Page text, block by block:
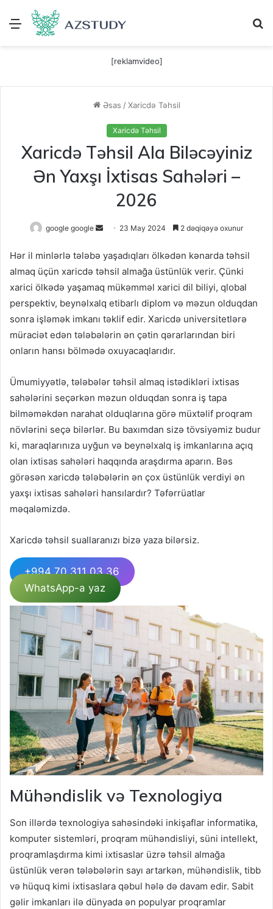
Menu
[reklamvideo]
Əsas / Xaricdə Təhsil
Xaricdə Təhsil
Xaricdə Təhsil Ala Biləcəyiniz
Ən Yaxşı İxtisas Sahələri –
2026
google google
Send
email
23 May 2024 2 dəqiqəyə oxunur
Hər il minlərlə tələbə yaşadıqları ölkədən kənarda təhsil
almaq üçün xaricdə təhsil almağa üstünlük verir. Çünki
xarici ölkədə yaşamaq mükəmməl xarici dil biliyi, qlobal
perspektiv, beynəlxalq etibarlı diplom və məzun olduqdan
sonra işləmək imkanı təklif edir. Xaricdə universitetlərə
müraciət edən tələbələrin ən çətin qərarlarından biri
onların hansı bölmədə oxuyacaqlarıdır.
Ümumiyyətlə, tələbələr təhsil almaq istədikləri ixtisas
sahələrini seçərkən məzun olduqdan sonra iş tapa
bilməməkdən narahat olduqlarına görə müxtəlif proqram
növlərini seçə bilərlər. Bu baxımdan sizə tövsiyəmiz budur
ki, maraqlarınıza uyğun və beynəlxalq iş imkanlarına açıq
olan ixtisas sahələri haqqında araşdırma aparın. Bəs
görəsən xaricdə tələbələrin ən çox üstünlük verdiyi ən
yaxşı ixtisas sahələri hansılardır? Təfərrüatlar
məqaləmizdə.
Xaricdə təhsil suallaranızı bizə yaza bilərsiz.
+994 70 311 03 36
WhatsApp-a yaz
Mühəndislik və Texnologiya
Son illərdə texnologiya sahəsindəki inkişaflar informatika,
komputer sistemləri, proqram mühəndisliyi, süni intellekt,
proqramlaşdırma kimi ixtisaslar üzrə təhsil almağa
üstünlük verən tələbələrin sayı artarkən, mühəndislik, tibb
və hüquq kimi ixtisaslara qəbul hələ də davam edir. Sabit
gəlir imkanları ilə dünyada ən populyar proqramlar